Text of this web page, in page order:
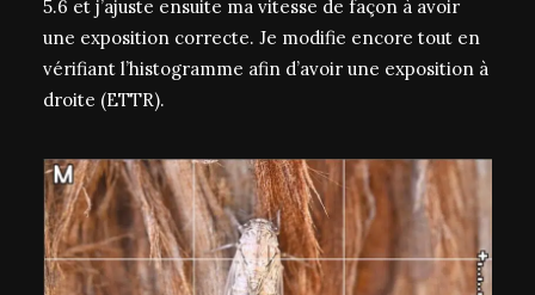
5.6 et j’ajuste ensuite ma vitesse de façon à avoir
une exposition correcte. Je modifie encore tout en
vérifiant l’histogramme afin d’avoir une exposition à
droite (ETTR).